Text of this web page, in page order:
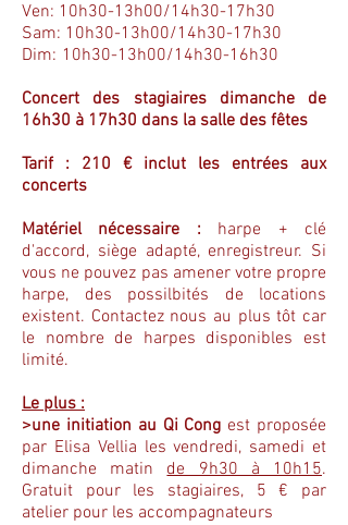
Ven: 10h30-13h00/14h30-17h30
Sam: 10h30-13h00/14h30-17h30
Dim: 10h30-13h00/14h30-16h30
Concert des stagiaires dimanche de
16h30 à 17h30 dans la salle des fêtes
Tarif : 210 € inclut les entrées aux
concerts
Matériel nécessaire : harpe + clé
d'accord, siège adapté, enregistreur. Si
vous ne pouvez pas amener votre propre
harpe, des possilbités de locations
existent. Contactez nous au plus tôt car
le nombre de harpes disponibles est
limité.
Le plus :
>une initiation au Qi Cong est proposée
par Elisa Vellia les vendredi, samedi et
dimanche matinde 9h30 à 10h15.
Gratuit pour les stagiaires, 5 € par
atelier pour les accompagnateurs